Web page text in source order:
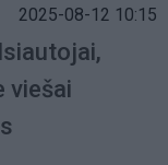
2025-08-12 10:15
viešai